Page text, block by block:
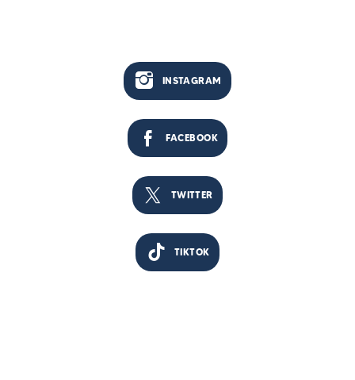
INSTAGRAM
FACEBOOK
TWITTER
TIKTOK